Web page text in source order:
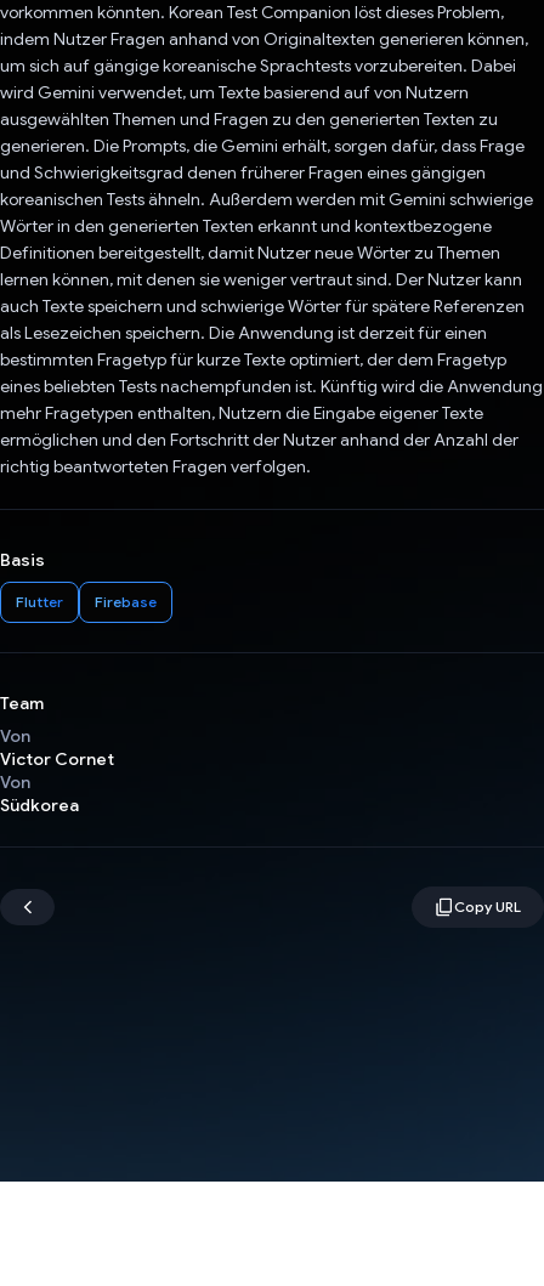
vorkommen könnten. Korean Test Companion löst dieses Problem,
indem Nutzer Fragen anhand von Originaltexten generieren können,
um sich auf gängige koreanische Sprachtests vorzubereiten. Dabei
wird Gemini verwendet, um Texte basierend auf von Nutzern
ausgewählten Themen und Fragen zu den generierten Texten zu
generieren. Die Prompts, die Gemini erhält, sorgen dafür, dass Frage
und Schwierigkeitsgrad denen früherer Fragen eines gängigen
koreanischen Tests ähneln. Außerdem werden mit Gemini schwierige
Wörter in den generierten Texten erkannt und kontextbezogene
Definitionen bereitgestellt, damit Nutzer neue Wörter zu Themen
lernen können, mit denen sie weniger vertraut sind. Der Nutzer kann
auch Texte speichern und schwierige Wörter für spätere Referenzen
als Lesezeichen speichern. Die Anwendung ist derzeit für einen
bestimmten Fragetyp für kurze Texte optimiert, der dem Fragetyp
eines beliebten Tests nachempfunden ist. Künftig wird die Anwendung
mehr Fragetypen enthalten, Nutzern die Eingabe eigener Texte
ermöglichen und den Fortschritt der Nutzer anhand der Anzahl der
richtig beantworteten Fragen verfolgen.
Basis
Flutter Firebase
Team
Von
Victor Cornet
Von
Südkorea